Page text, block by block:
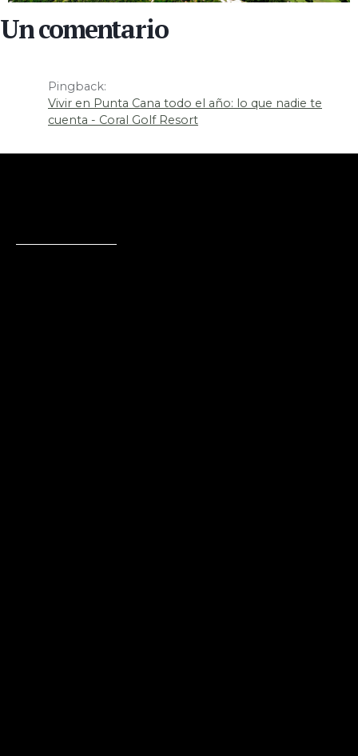
Un comentario
Pingback:
Vivir en Punta Cana todo el año: lo que nadie te
cuenta - Coral Golf Resort